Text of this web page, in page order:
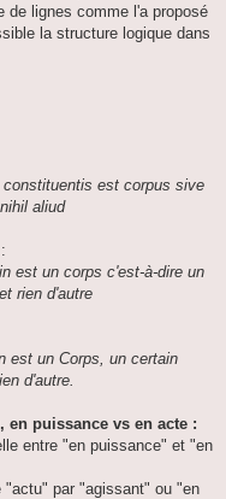
de lignes comme l'a proposé
la structure logique dans
est corpus sive
aliud
est un corps c'est-à-dire un
rien d'autre
est un Corps, un certain
d'autre.
en puissance vs en acte :
entre "en puissance" et "en
"actu" par "agissant" ou "en